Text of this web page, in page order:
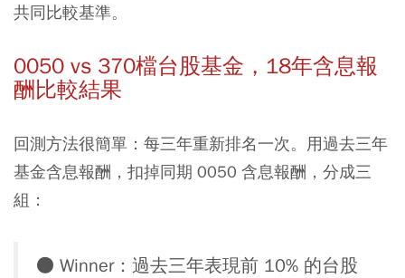
共同比較基準。
0050 vs 370檔台股基金，18年含息報
酬比較結果
回測方法很簡單：每三年重新排名一次。用過去三年
基金含息報酬，扣掉同期 0050 含息報酬，分成三
組：
● Winner：過去三年表現前 10% 的台股